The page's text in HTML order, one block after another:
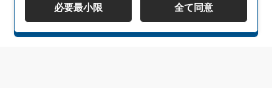
資料群階層を表示する
必要最小限 全て同意